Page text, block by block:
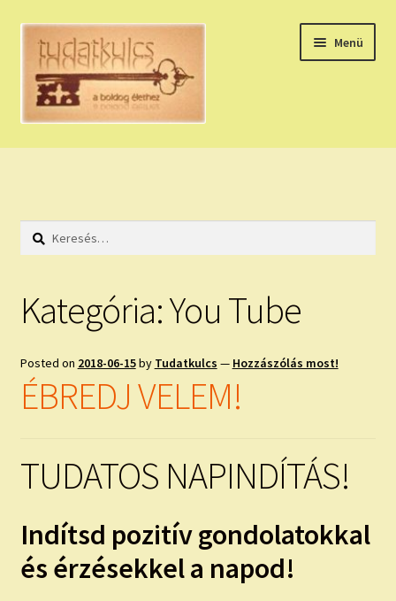
Ugrás
navigációhoz
Kilépés
tartalomba
Menü
HÚZZ EGY KÁRTYÁT!
HOLDNAPTÁR
NAPI ASZTROLÓGIA
KÉRJ EGY MEGERŐSÍTÉST!
menu
ÍRJ NEKEM!
IRATKOZZ FEL A VIDEÓ CSATORNÁNKRA!
TAROT ELEMZÉS MEGRENDELÉSE LIMITÁLT!
Keresés:
Kategória:You Tube
Posted on 2018-06-15by Tudatkulcs — Hozzászólás most!
ÉBREDJ VELEM!
TUDATOS NAPINDÍTÁS!
Indítsd pozitív gondolatokkal
és érzésekkel a napod!